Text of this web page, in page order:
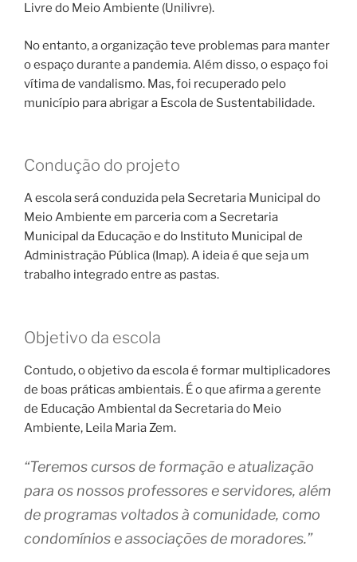
Livre do Meio Ambiente (Unilivre).
No entanto, a organização teve problemas para manter
o espaço durante a pandemia. Além disso, o espaço foi
vítima de vandalismo. Mas, foi recuperado pelo
município para abrigar a Escola de Sustentabilidade.
Condução do projeto
A escola será conduzida pela Secretaria Municipal do
Meio Ambiente em parceria com a Secretaria
Municipal da Educação e do Instituto Municipal de
Administração Pública (Imap). A ideia é que seja um
trabalho integrado entre as pastas.
Objetivo da escola
Contudo, o objetivo da escola é formar multiplicadores
de boas práticas ambientais. É o que afirma a gerente
de Educação Ambiental da Secretaria do Meio
Ambiente, Leila Maria Zem.
“Teremos cursos de formação e atualização
para os nossos professores e servidores, além
de programas voltados à comunidade, como
condomínios e associações de moradores.”